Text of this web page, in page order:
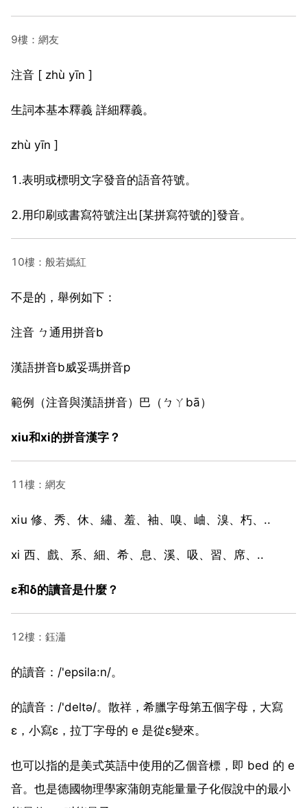
9樓：網友
注音 [ zhù yīn ]
生詞本基本釋義 詳細釋義。
zhù yīn ]
1.表明或標明文字發音的語音符號。
2.用印刷或書寫符號注出[某拼寫符號的]發音。
10樓：般若嫣紅
不是的，舉例如下：
注音 ㄅ通用拼音b
漢語拼音b威妥瑪拼音p
範例（注音與漢語拼音）巴（ㄅㄚbā）
xⅰu和xⅰ的拼音漢字？
11樓：網友
xⅰu 修、秀、休、繡、羞、袖、嗅、岫、溴、朽、..
xⅰ 西、戲、系、細、希、息、溪、吸、習、席、..
ε和δ的讀音是什麼？
12樓：鈺瀟
的讀音：/'epsila:n/。
的讀音：/'deltə/。散祥，希臘字母第五個字母，大寫
ε，小寫ε，拉丁字母的 e 是從ε變來。
也可以指的是美式英語中使用的乙個音標，即 bed 的 e
音。也是德國物理學家蒲朗克能量量子化假說中的最小